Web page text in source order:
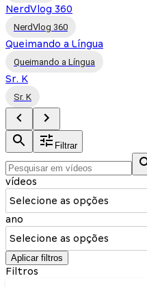
NerdVlog 360
NerdVlog 360
Queimando a Língua
Queimando a Língua
Sr. K
Sr. K
Filtrar
vídeos
Selecione as opções
ano
Selecione as opções
Aplicar filtros
Filtros